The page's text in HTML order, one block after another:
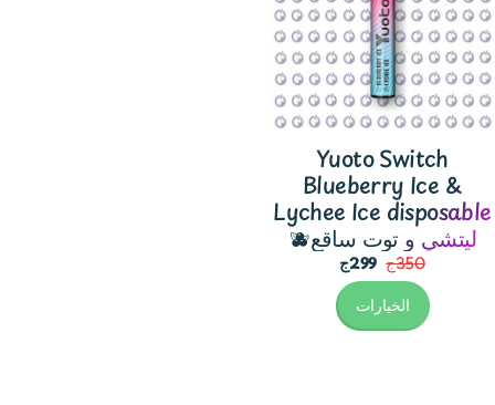
Yuoto Switch
Blueberry Ice &
Lychee Ice disposable
🫐ليتشي و توت ساقع
350ج
299ج
الخيارات